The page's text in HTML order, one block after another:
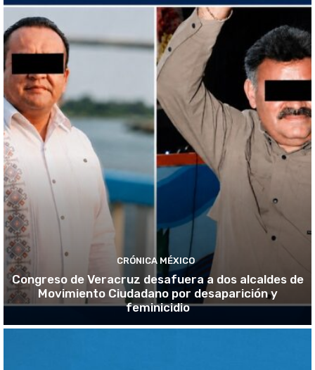
CRÓNICA MÉXICO
Congreso de Veracruz desafuera a dos alcaldes de
Movimiento Ciudadano por desaparición y
feminicidio